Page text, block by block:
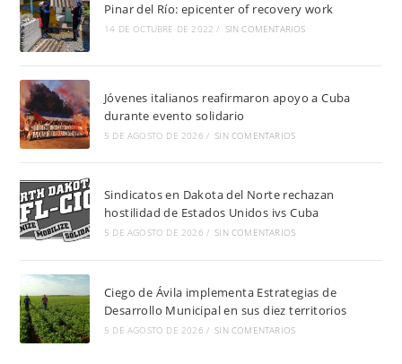
Pinar del Río: epicenter of recovery work
14 DE OCTUBRE DE 2022 / SIN COMENTARIOS
Jóvenes italianos reafirmaron apoyo a Cuba
durante evento solidario
5 DE AGOSTO DE 2026 / SIN COMENTARIOS
Sindicatos en Dakota del Norte rechazan
hostilidad de Estados Unidos ivs Cuba
5 DE AGOSTO DE 2026 / SIN COMENTARIOS
Ciego de Ávila implementa Estrategias de
Desarrollo Municipal en sus diez territorios
5 DE AGOSTO DE 2026 / SIN COMENTARIOS